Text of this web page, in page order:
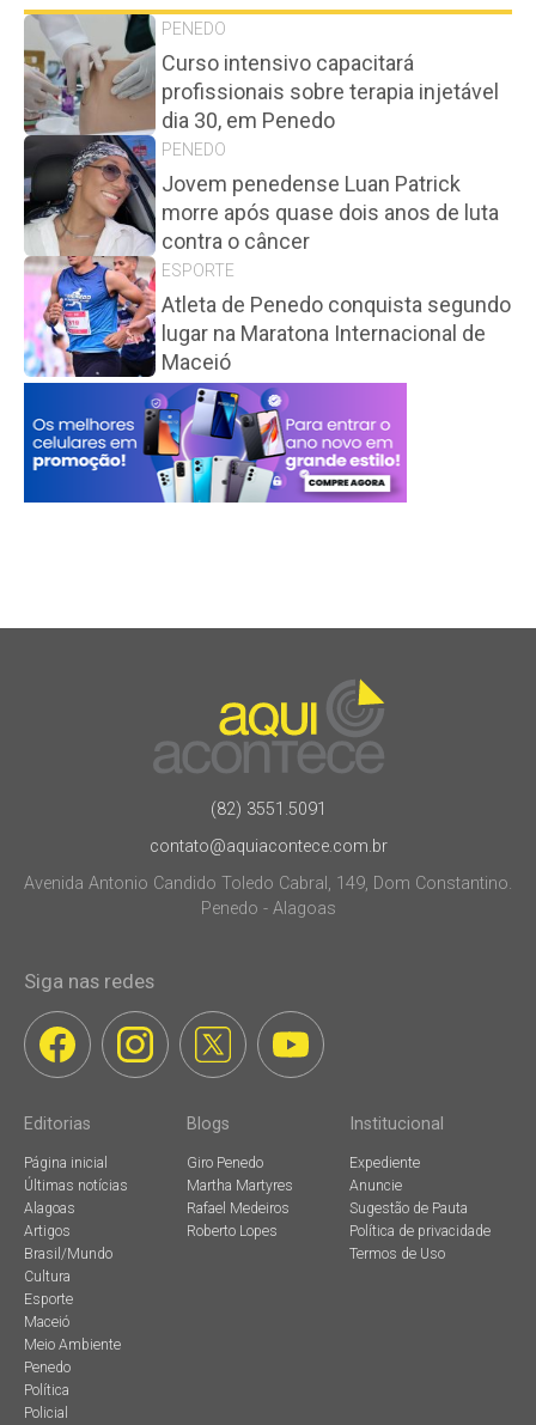
PENEDO
Curso intensivo capacitará
profissionais sobre terapia injetável
dia 30, em Penedo
PENEDO
Jovem penedense Luan Patrick
morre após quase dois anos de luta
contra o câncer
ESPORTE
Atleta de Penedo conquista segundo
lugar na Maratona Internacional de
Maceió
(82) 3551.5091
contato@aquiacontece.com.br
Avenida Antonio Candido Toledo Cabral, 149, Dom Constantino.
Penedo - Alagoas
Siga nas redes
Editorias
Página inicial
Últimas notícias
Alagoas
Artigos
Brasil/Mundo
Cultura
Esporte
Maceió
Meio Ambiente
Penedo
Política
Policial
Blogs
Giro Penedo
Martha Martyres
Rafael Medeiros
Roberto Lopes
Institucional
Expediente
Anuncie
Sugestão de Pauta
Política de privacidade
Termos de Uso